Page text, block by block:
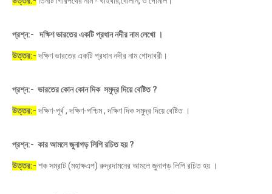
প্রশ্ন:- দক্ষিণ ভারতের একটি প্রধান নদীর নাম লেখো ।
উত্তর:-দক্ষিণ ভারতের একটি প্রধান নদীর নাম গোদাবরী।
প্রশ্ন:- ভারতের কোন কোন দিক সমুদ্র দিয়ে বেষ্টিত ?
উত্তর:-দক্ষিণ-পূর্ব , দক্ষিণ-পশ্চিম , দক্ষিণ দিক সমুদ্র দিয়ে বেষ্টিত ।
প্রশ্ন:- কার আমলে জুনাগড় লিপি রচিত হয় ?
উত্তর:- শক সম্রাট (মহাক্ষএপ) রুদ্রদামনের আমলে জুনাগড় লিপি রচিত হয় ।